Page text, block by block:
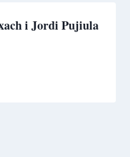
i Jordi Pujiula